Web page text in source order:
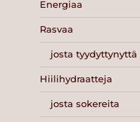
Energiaa
Rasvaa
josta tyydyttynyttä
Hiilihydraatteja
josta sokereita